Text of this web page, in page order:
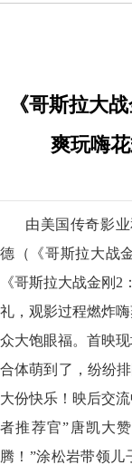
《哥斯拉大
爽玩嗨
由美国传奇影
德（《哥斯拉大战
《哥斯拉大战金刚
礼，观影过程燃炸
众大饱眼福。首映
合体萌到了，纷纷
大份快乐！映后交
者推荐官”唐凯大
腾！”涂松岩带领儿